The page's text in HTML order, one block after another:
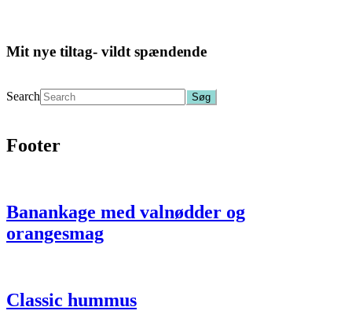
Mit nye tiltag- vildt spændende
Search
Footer
Banankage med valnødder og
orangesmag
Classic hummus